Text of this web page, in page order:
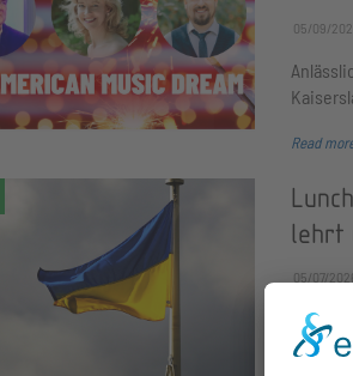
05/09/
Read
lehrt
05/07/
Wir
US-